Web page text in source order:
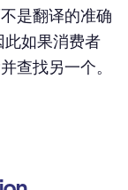
是翻译的准确
此如果消费者
查找另一个。